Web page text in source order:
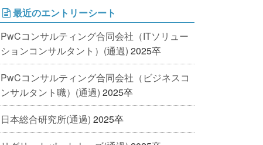
最近のエントリーシート
PwCコンサルティング合同会社（ITソリュー
ションコンサルタント）(通過) 2025卒
PwCコンサルティング合同会社（ビジネスコ
ンサルタント職）(通過) 2025卒
日本総合研究所(通過) 2025卒